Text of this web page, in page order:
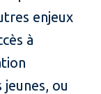
enjeux
à
ou